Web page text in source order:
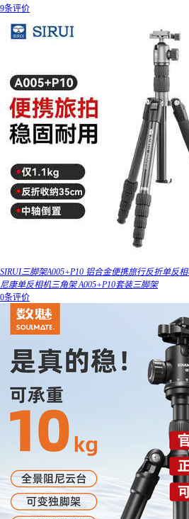
9条评价
SIRUI三脚架A005+P10 铝合金便携旅行反折单反
尼康单反相机三角架 A005+P10套装三脚架
0条评价